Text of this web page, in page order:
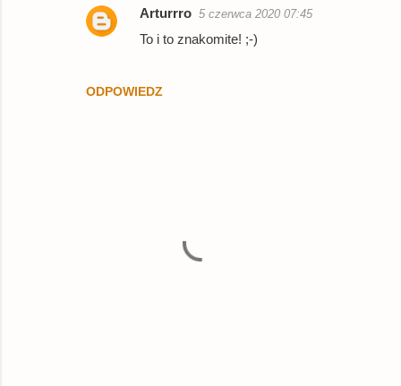
ODPOWIEDZ
Arturrro 5 czerwca 2020 07:45
To i to znakomite! ;-)